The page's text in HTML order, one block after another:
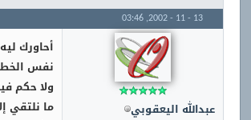
13 - 11 - 2002,
03:46
عبدالله اليعقوبي
أحاورك
نفس
ولا حكم
ما نلتقي